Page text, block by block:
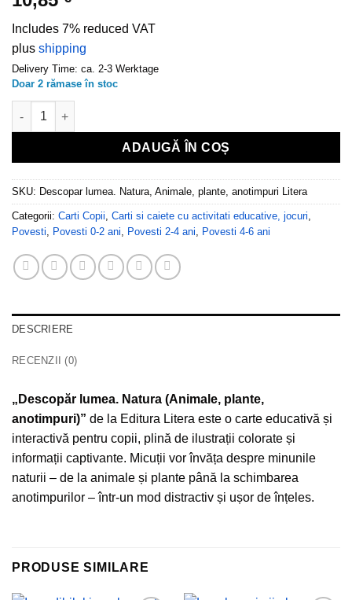
Includes 7% reduced VAT
plus shipping
Delivery Time: ca. 2-3 Werktage
Doar 2 rămase în stoc
Cantitate Descopar lumea. Natura, Animale, plante, anotimpuri
ADAUGĂ ÎN COȘ
SKU: Descopar lumea. Natura, Animale, plante, anotimpuri Litera
Categorii: Carti Copii, Carti si caiete cu activitati educative, jocuri,
Povesti, Povesti 0-2 ani, Povesti 2-4 ani, Povesti 4-6 ani
DESCRIERE
RECENZII (0)
„Descopăr lumea. Natura (Animale, plante,
anotimpuri)” de la Editura Litera este o carte educativă și
interactivă pentru copii, plină de ilustrații colorate și
informații captivante. Micuții vor învăța despre minunile
naturii – de la animale și plante până la schimbarea
anotimpurilor – într-un mod distractiv și ușor de înțeles.
PRODUSE SIMILARE